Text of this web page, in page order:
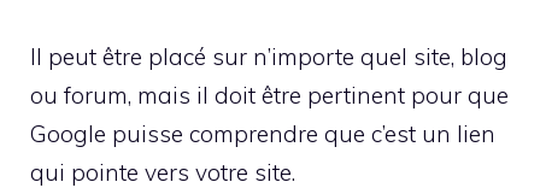
Il peut être placé sur n’importe quel site, blog
ou forum, mais il doit être pertinent pour que
Google puisse comprendre que c’est un lien
qui pointe vers votre site.